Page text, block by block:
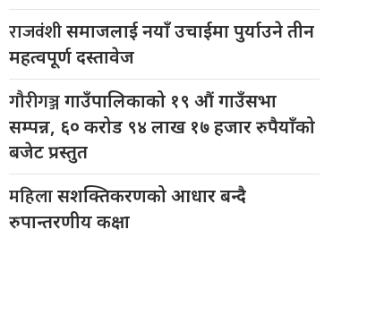
राजवंशीसमाजलाई नयाँ उचाईमा पुर्याउने तीन
महत्वपूर्ण दस्तावेज
गौरीगञ्जगाउँपालिकाको १९ औं गाउँसभा
सम्पन्न, ६० करोड ९४ लाख १७ हजार रुपैयाँको
बजेट प्रस्तुत
महिलासशक्तिकरणको आधार बन्दै
रुपान्तरणीय कक्षा